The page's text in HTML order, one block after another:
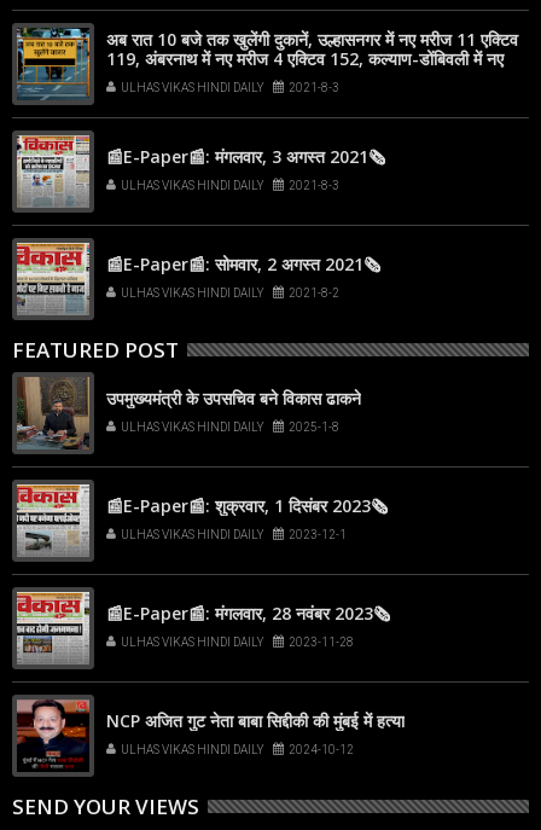
अब रात 10 बजे तक खुलेंगी दुकानें, उल्हासनगर में नए मरीज 11 एक्टिव
119, अंबरनाथ में नए मरीज 4 एक्टिव 152, कल्याण-डोंबिवली में नए
मरीज 73
ULHAS VIKAS HINDI DAILY 2021-8-3
📰E-Paper📰: मंगलवार, 3 अगस्त 2021🗞
ULHAS VIKAS HINDI DAILY 2021-8-3
📰E-Paper📰: सोमवार, 2 अगस्त 2021🗞
ULHAS VIKAS HINDI DAILY 2021-8-2
FEATURED POST
उपमुख्यमंत्री के उपसचिव बने विकास ढाकने
ULHAS VIKAS HINDI DAILY 2025-1-8
📰E-Paper📰: शुक्रवार, 1 दिसंबर 2023🗞
ULHAS VIKAS HINDI DAILY 2023-12-1
📰E-Paper📰: मंगलवार, 28 नवंबर 2023🗞
ULHAS VIKAS HINDI DAILY 2023-11-28
NCP अजित गुट नेता बाबा सिद्दीकी की मुंबई में हत्या
ULHAS VIKAS HINDI DAILY 2024-10-12
SEND YOUR VIEWS